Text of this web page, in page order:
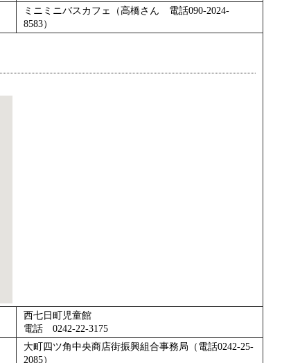
ミニミニバスカフェ（高橋さん 電話090-2024-
8583）
西七日町児童館
電話 0242-22-3175
大町四ツ角中央商店街振興組合事務局（電話0242-25-
2085）